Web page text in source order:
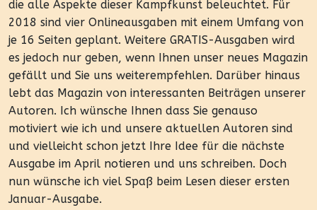
die alle Aspekte dieser Kampfkunst beleuchtet. Für
2018 sind vier Onlineausgaben mit einem Umfang von
je 16 Seiten geplant. Weitere GRATIS-Ausgaben wird
es jedoch nur geben, wenn Ihnen unser neues Magazin
gefällt und Sie uns weiterempfehlen. Darüber hinaus
lebt das Magazin von interessanten Beiträgen unserer
Autoren. Ich wünsche Ihnen dass Sie genauso
motiviert wie ich und unsere aktuellen Autoren sind
und vielleicht schon jetzt Ihre Idee für die nächste
Ausgabe im April notieren und uns schreiben. Doch
nun wünsche ich viel Spaß beim Lesen dieser ersten
Januar-Ausgabe.